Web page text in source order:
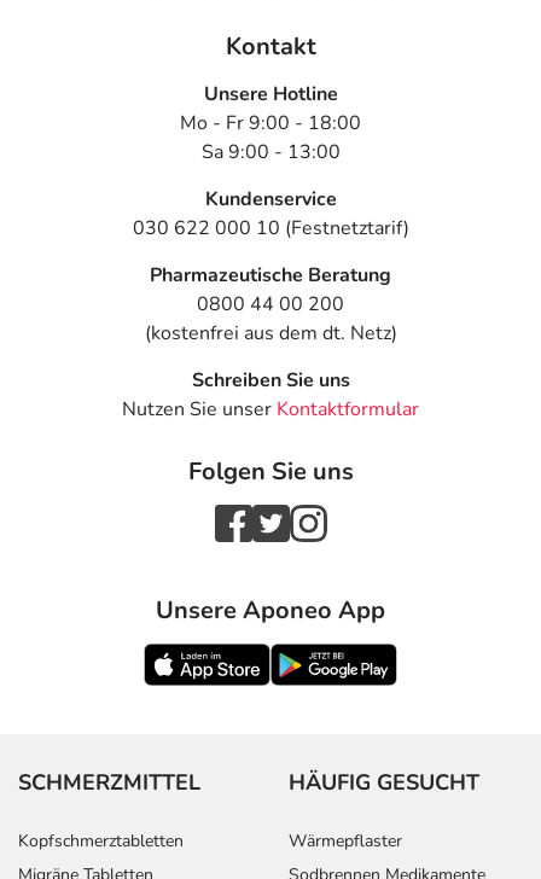
Kontakt
Unsere Hotline
Mo - Fr 9:00 - 18:00
Sa 9:00 - 13:00
Kundenservice
030 622 000 10 (Festnetztarif)
Pharmazeutische Beratung
0800 44 00 200
(kostenfrei aus dem dt. Netz)
Schreiben Sie uns
Nutzen Sie unser Kontaktformular
Folgen Sie uns
Unsere Aponeo App
SCHMERZMITTEL
Kopfschmerztabletten
HÄUFIG GESUCHT
Wärmepflaster